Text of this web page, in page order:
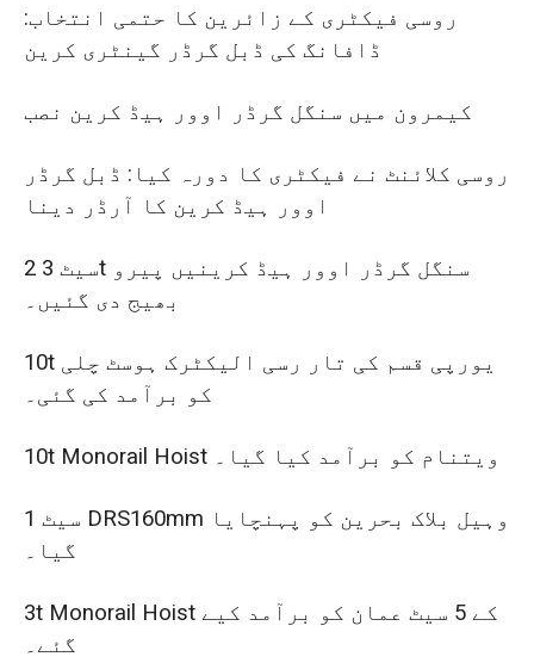
روسی فیکٹری کے زائرین کا حتمی انتخاب:
ڈافانگ کی ڈبل گرڈر گینٹری کرین
کیمرون میں سنگل گرڈر اوور ہیڈ کرین نصب
روسی کلائنٹ نے فیکٹری کا دورہ کیا: ڈبل گرڈر
اوور ہیڈ کرین کا آرڈر دینا
2 سیٹ 3t سنگل گرڈر اوور ہیڈ کرینیں پیرو
بھیج دی گئیں۔
10t یورپی قسم کی تار رسی الیکٹرک ہوسٹ چلی
کو برآمد کی گئی۔
10t Monorail Hoist ویتنام کو برآمد کیا گیا۔
1 سیٹ DRS160mm وہیل بلاک بحرین کو پہنچایا
گیا۔
3t Monorail Hoist کے 5 سیٹ عمان کو برآمد کیے
گئے۔